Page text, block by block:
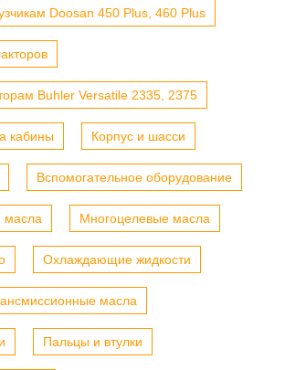
Doosan 450 Plus, 460 Plus
Buhler Versatile 2335, 2375
кабины Корпус и шасси
Вспомогательное оборудование
масла Многоцелевые масла
Охлаждающие жидкости
масла
Пальцы и втулки